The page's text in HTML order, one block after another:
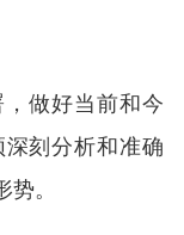
做好当前和今
刻分析和准确
。